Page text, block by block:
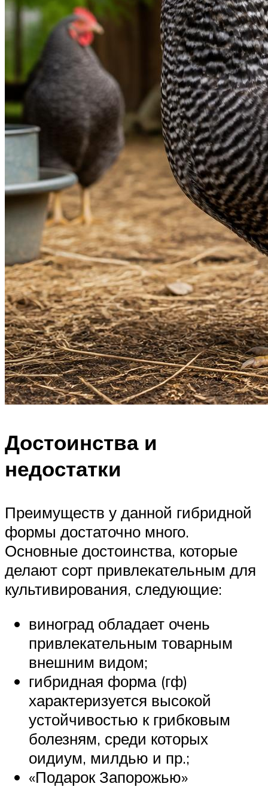
Достоинства и
недостатки
Преимуществ у данной гибридной
формы достаточно много.
Основные достоинства, которые
делают сорт привлекательным для
культивирования, следующие:
виноград обладает очень
привлекательным товарным
внешним видом;
гибридная форма (гф)
характеризуется высокой
устойчивостью к грибковым
болезням, среди которых
оидиум, милдью и пр.;
«Подарок Запорожью»